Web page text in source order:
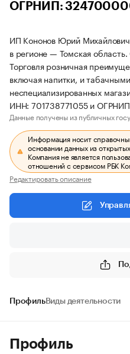
ОГРНИП:
ИП Кононов Юрий
в регионе — Томская
Торговля розничная
включая напитки, и
неспециализированных
ИНН: 701738771055 и
Данные получены из публичных
Информация носит
основании данных из
Компания не является
отношений с сервисом РБК
Редактировать описание
ПрофильВиды деятельности
Профиль